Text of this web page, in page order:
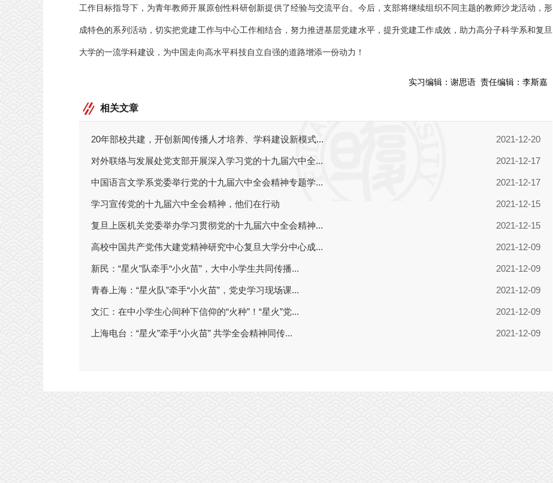
工作目标指导下，为青年教师开展原创性科研创新提供了经验与交流平台。今后，支部将继续组织不同主题的教师沙龙活动，形
成特色的系列活动，切实把党建工作与中心工作相结合，努力推进基层党建水平，提升党建工作成效，助力高分子科学系和复旦
大学的一流学科建设，为中国走向高水平科技自立自强的道路增添一份动力！
实习编辑： 谢思语 责任编辑： 李斯嘉
相关文章